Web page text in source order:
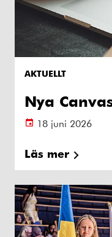
AKTUELLT
Nya
18 juni 2026
Läs mer